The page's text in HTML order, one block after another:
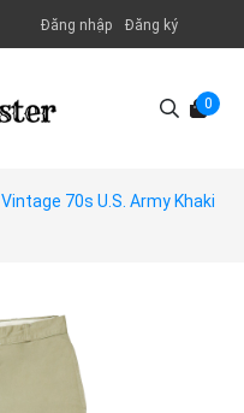
Đăng nhập Đăng ký
0
Vintage 70s U.S. Army Khaki